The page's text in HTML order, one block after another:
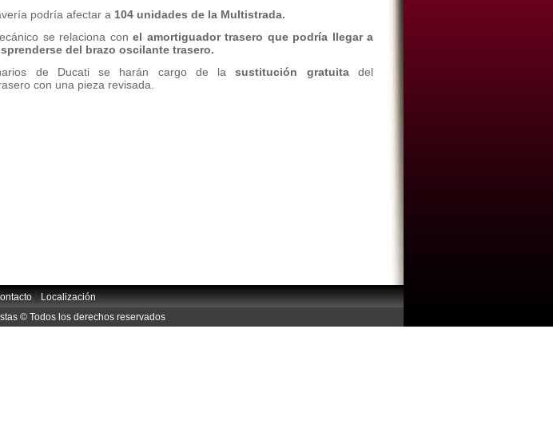
podría afectar a 104 unidades de la Multistrada.
se relaciona con el amortiguador trasero que podría llegar a
del brazo oscilante trasero.
de Ducati se harán cargo de la sustitución gratuitadel
con una pieza revisada.
|Localización
© Todos los derechos reservados